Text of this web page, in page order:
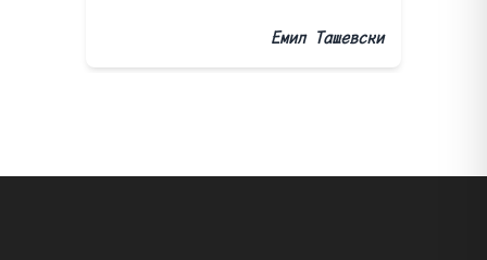
Емил Ташевски